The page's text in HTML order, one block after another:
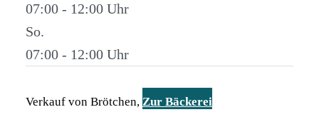
07:00 - 12:00
So.
07:00 - 12:00
Verkauf von Brötchen, Zur Bäckerei